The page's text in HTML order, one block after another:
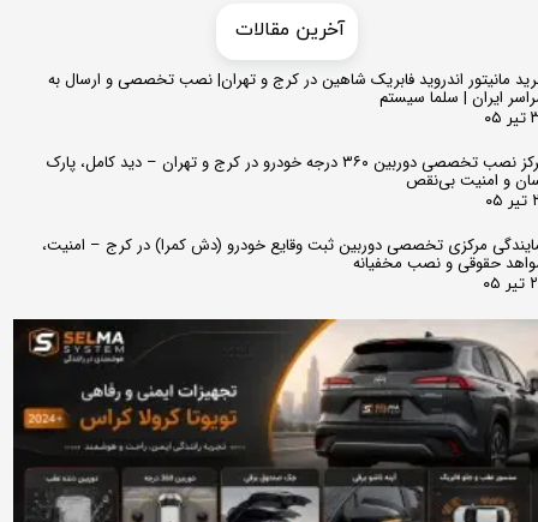
مانیتور اندروید فابریک شاهین در کرج و تهران| نصب تخصصی و ارسال به
ایران | سلما سیستم
مرکز نصب تخصصی دوربین ۳۶۰ درجه خودرو در کرج و تهران – دید کامل، پارک
و امنیت بی‌نقص
مرکزی تخصصی دوربین ثبت وقایع خودرو (دش کمرا) در کرج – امنیت،
حقوقی و نصب مخفیانه
​​آخرین مقالات